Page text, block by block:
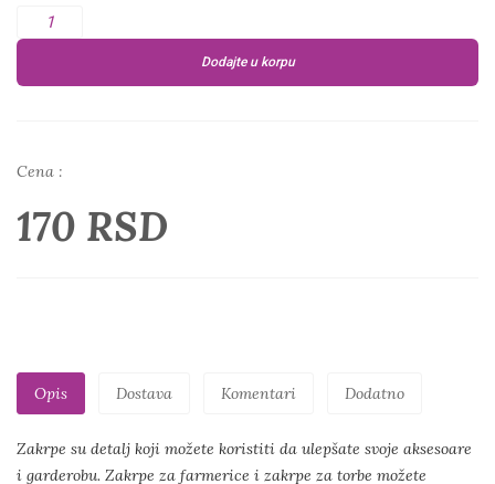
Dodajte u korpu
Cena :
170 RSD
Opis Dostava Komentari Dodatno
Zakrpe su detalj koji možete koristiti da ulepšate svoje aksesoare
i garderobu. Zakrpe za farmerice i zakrpe za torbe možete